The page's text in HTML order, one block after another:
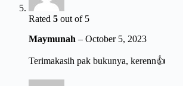
Rated 5 out of 5
Maymunah – October 5, 2023
Terimakasih pak bukunya, kerenn👍